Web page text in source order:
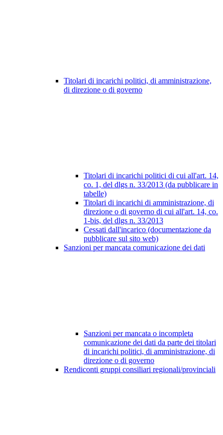
Titolari di incarichi politici, di amministrazione,
di direzione o di governo
Titolari di incarichi politici di cui all'art. 14,
co. 1, del dlgs n. 33/2013 (da pubblicare in
tabelle)
Titolari di incarichi di amministrazione, di
direzione o di governo di cui all'art. 14, co.
1-bis, del dlgs n. 33/2013
Cessati dall'incarico (documentazione da
pubblicare sul sito web)
Sanzioni per mancata comunicazione dei dati
Sanzioni per mancata o incompleta
comunicazione dei dati da parte dei titolari
di incarichi politici, di amministrazione, di
direzione o di governo
Rendiconti gruppi consiliari regionali/provinciali